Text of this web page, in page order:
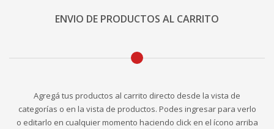
ENVIO DE PRODUCTOS AL CARRITO
Agregá tus productos al carrito directo desde la vista de
categorías o en la vista de productos. Podes ingresar para verlo
o editarlo en cualquier momento haciendo click en el ícono arriba